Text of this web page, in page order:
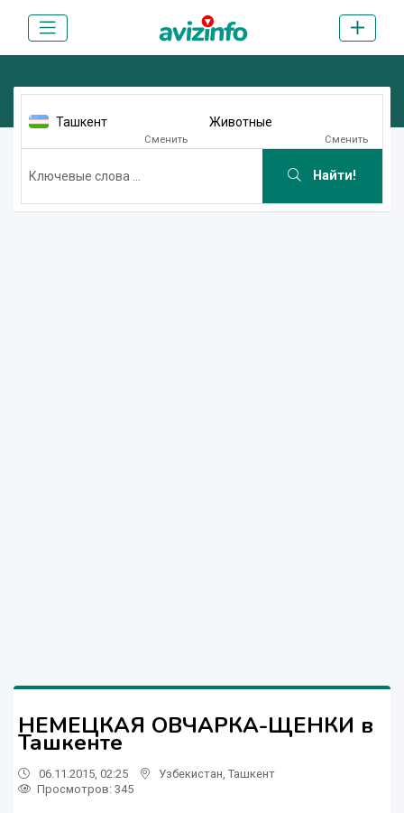
Ташкент
Сменить
Животные
Сменить
Найти!
НЕМЕЦКАЯ ОВЧАРКА-ЩЕНКИ в
Ташкенте
06.11.2015, 02:25 Узбекистан Ташкент
Просмотров: 345